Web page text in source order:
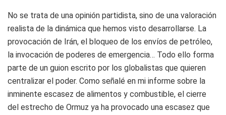
No se trata de una opinión partidista, sino de una valoración
realista de la dinámica que hemos visto desarrollarse. La
provocación de Irán, el bloqueo de los envíos de petróleo,
la invocación de poderes de emergencia… Todo ello forma
parte de un guion escrito por los globalistas que quieren
centralizar el poder. Como señalé en mi informe sobre la
inminente escasez de alimentos y combustible, el cierre
del estrecho de Ormuz ya ha provocado una escasez que